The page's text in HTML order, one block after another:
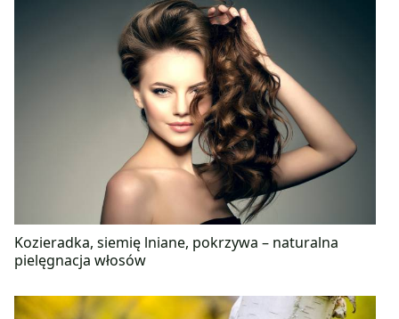
Kozieradka, siemię lniane, pokrzywa – naturalna
pielęgnacja włosów